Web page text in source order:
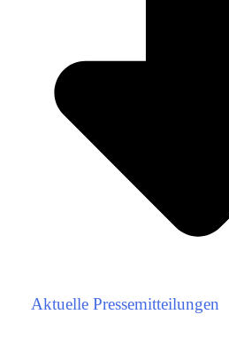
Aktuelle Pressemitteilungen